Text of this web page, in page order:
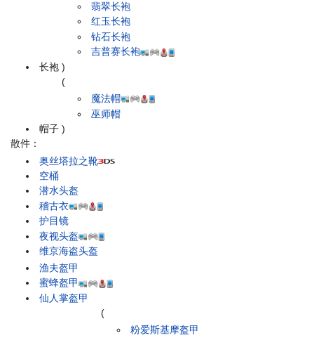
长袍
翡翠长袍
红玉长袍
钻石长袍
吉普赛长袍
)
帽子
(
魔法帽
巫师帽
)
散件：
奥丝塔拉之靴
空桶
潜水头盔
稽古衣
护目镜
夜视头盔
维京海盗头盔
渔夫盔甲
蜜蜂盔甲
仙人掌盔甲
(
粉爱斯基摩盔甲